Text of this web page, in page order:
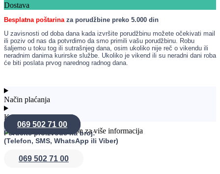
Namena
Lečenje gljivičnih infekcija na koži i noktima.
Ublažavanje simptoma kao što su svrab i crvenilo.
Prevencija ponovnog pojavljivanja gljivičnih infekcija.
Poboljšanje opšteg zdravlja i izgleda stopala.
Da biste postigli najbolje rezultate, preporučuje se da tretman
koristite prema uputstvima proizvođača. Prvo, temeljno operite i
osušite zahvaćeno područje. Zatim, nanesite proizvod direktno na
inficirano mesto, pazeći da pokrijete sve delove koji su zahvaćeni
gljivicama. Ostavite da se osuši pre nego što obujete čarape ili
obuću. Tretman se obično primenjuje jednom dnevno tokom
određenog perioda, u zavisnosti od težine infekcije. Uvek se
posebno ako imate postojeće zdravstvene probleme ili uzimate
Dostava
Besplatna poštarina za porudžbine preko 5.000 din
U zavisnosti od doba dana kada izvršite porudžbinu možete očekivati mail
ili poziv od nas da potvrdimo da smo primili vašu porudžbinu. Robu
šaljemo u toku tog ili sutrašnjeg dana, osim ukoliko nije reč o vikendu ili
neradnim danima kurirske službe. Ukoliko je vikend ili su neradni dani roba
će biti poslata prvog narednog radnog dana.
Način plaćanja
Konsultacije
069 502 71 00
Poručite proizvode na broj:
(Telefon, SMS, WhatsApp ili Viber)
069 502 71 00